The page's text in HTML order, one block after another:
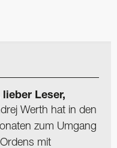
Leser,
Werth hat in den
zum Umgang
mit